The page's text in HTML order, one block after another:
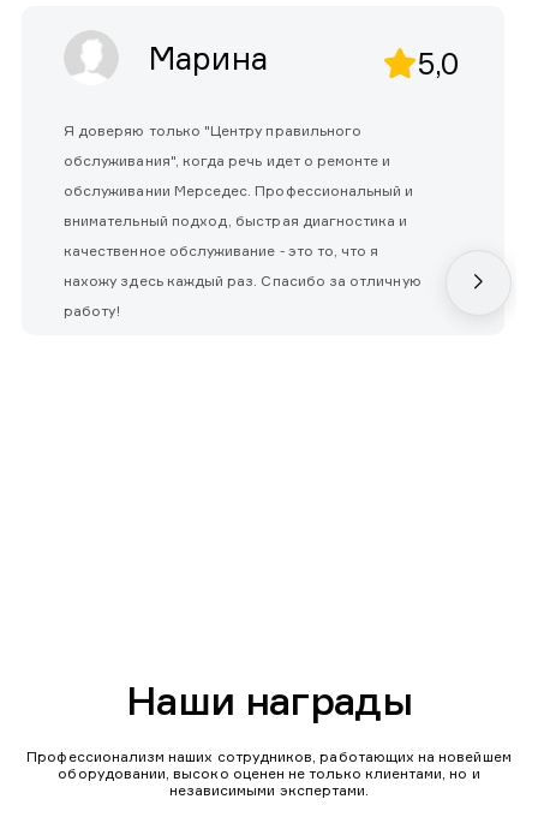
Марина 5,0
Я доверяю только "Центру правильного
обслуживания", когда речь идет о ремонте и
обслуживании Мерседес. Профессиональный и
внимательный подход, быстрая диагностика и
качественное обслуживание - это то, что я
нахожу здесь каждый раз. Спасибо за отличную
работу!
Наши награды
Профессионализм наших сотрудников, работающих на новейшем
оборудовании, высоко оценен не только клиентами, но и
независимыми экспертами.